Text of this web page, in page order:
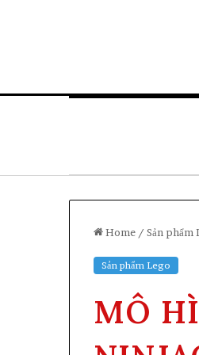
Home / Sản phẩm
Sản phẩm Lego
MÔ